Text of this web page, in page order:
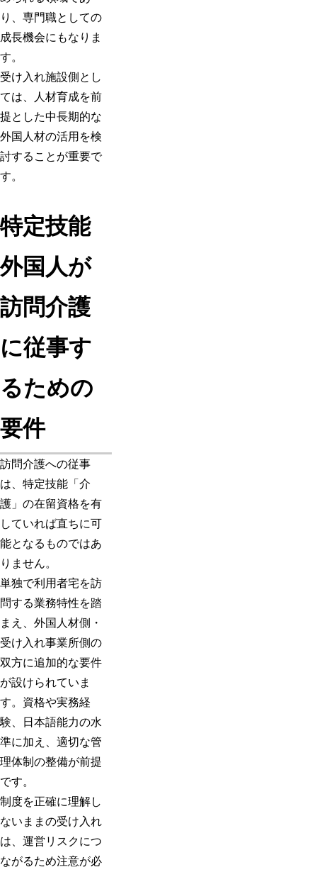
り、専門職としての
成長機会にもなりま
す。
受け入れ施設側とし
ては、人材育成を前
提とした中長期的な
外国人材の活用を検
討することが重要で
す。
特定技能
外国人が
訪問介護
に従事す
るための
要件
訪問介護への従事
は、特定技能「介
護」の在留資格を有
していれば直ちに可
能となるものではあ
りません。
単独で利用者宅を訪
問する業務特性を踏
まえ、外国人材側・
受け入れ事業所側の
双方に追加的な要件
が設けられていま
す。資格や実務経
験、日本語能力の水
準に加え、適切な管
理体制の整備が前提
です。
制度を正確に理解し
ないままの受け入れ
は、運営リスクにつ
ながるため注意が必